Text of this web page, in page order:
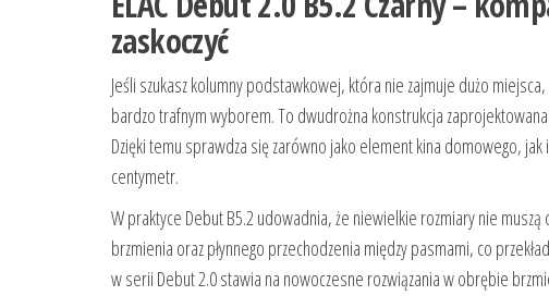
zaskoczyć
Jeśli szukasz kolumny podstawkowej, która nie zajmuje dużo
bardzo trafnym wyborem. To dwudrożna konstrukcja
Dzięki temu sprawdza się zarówno jako element kina domowego,
centymetr.
W praktyce Debut B5.2 udowadnia, że niewielkie rozmiary nie
brzmienia oraz płynnego przechodzenia między pasmami, co
w serii Debut 2.0 stawia na nowoczesne rozwiązania w obrębie